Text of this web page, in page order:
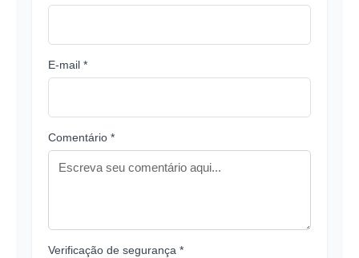
E-mail *
Comentário *
Verificação de segurança *